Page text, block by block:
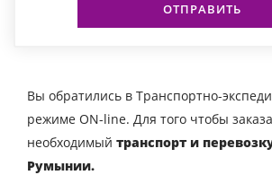
ОТПРАВИТЬ
Вы обратились в Транспортно-
режиме ON-line. Для того чтобы
необходимый транспорт и
Румынии.